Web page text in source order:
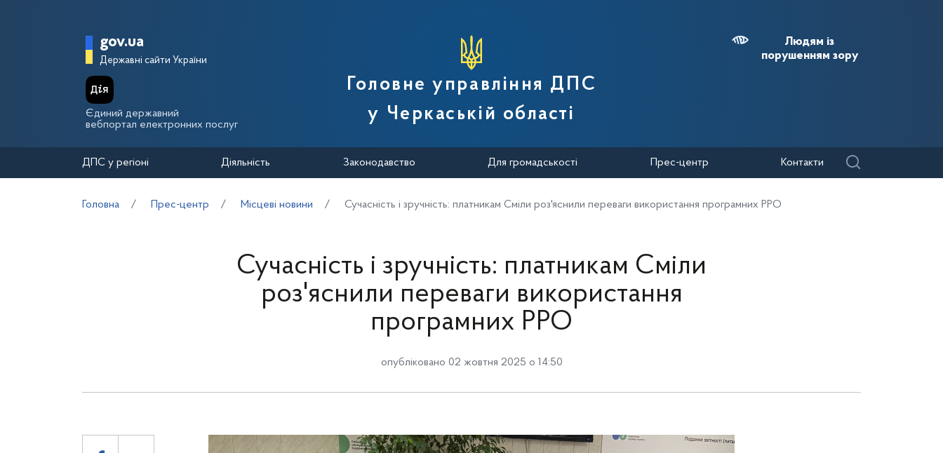
Головна сторінка Державної податкової служби України
gov.ua
Державні сайти України
Єдиний державний
вебпортал електронних послуг
Головне управління ДПС
у Черкаській області
Людям із
порушенням зору
ДПС у регіоні Діяльність Законодавство Для громадськості Прес-центр Контакти
Головна Прес-центр Місцеві новини Сучасність і зручність: платникам Сміли роз'яснили переваги використання програмних РРО
Сучасність і зручність: платникам Сміли
роз'яснили переваги використання
програмних РРО
опубліковано 02 жовтня 2025 о 14:50